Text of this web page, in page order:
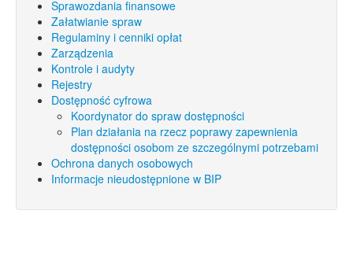
Sprawozdania finansowe
Załatwianie spraw
Regulaminy i cenniki opłat
Zarządzenia
Kontrole i audyty
Rejestry
Dostępność cyfrowa
Koordynator do spraw dostępności
Plan działania na rzecz poprawy zapewnienia
dostępności osobom ze szczególnymi potrzebami
Ochrona danych osobowych
Informacje nieudostępnione w BIP